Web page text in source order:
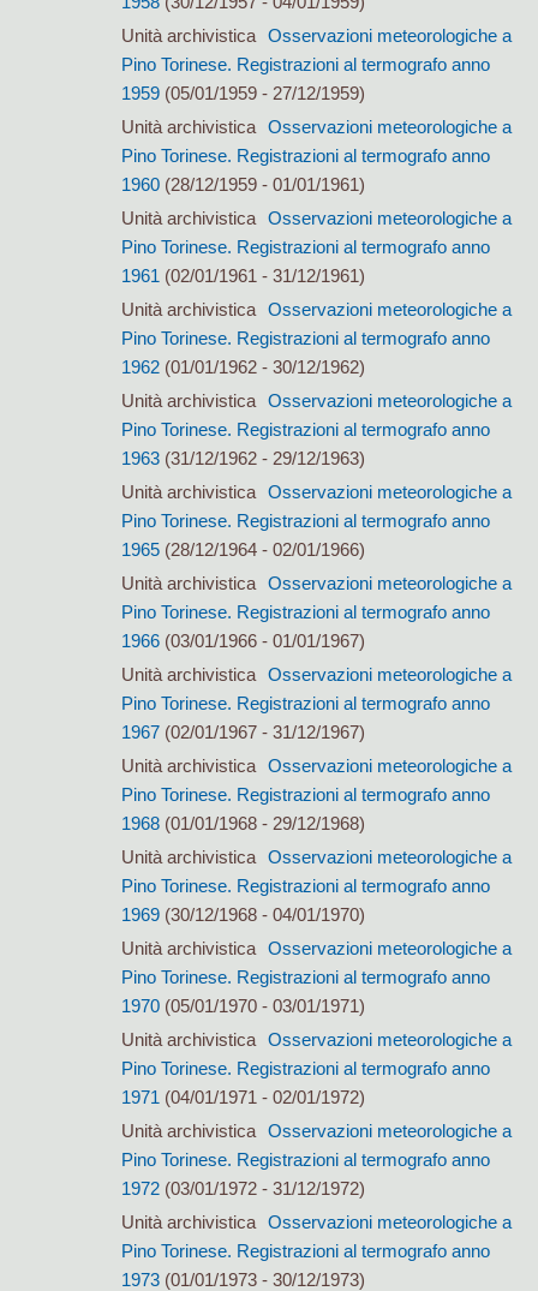
Unità archivistica Osservazioni meteorologiche a
Pino Torinese. Registrazioni al termografo anno
1959(05/01/1959 - 27/12/1959)
Unità archivistica Osservazioni meteorologiche a
Pino Torinese. Registrazioni al termografo anno
1960(28/12/1959 - 01/01/1961)
Unità archivistica Osservazioni meteorologiche a
Pino Torinese. Registrazioni al termografo anno
1961 (02/01/1961 - 31/12/1961)
Unità archivistica Osservazioni meteorologiche a
Pino Torinese. Registrazioni al termografo anno
1962(01/01/1962 - 30/12/1962)
Unità archivistica Osservazioni meteorologiche a
Pino Torinese. Registrazioni al termografo anno
1963(31/12/1962 - 29/12/1963)
Unità archivistica Osservazioni meteorologiche a
Pino Torinese. Registrazioni al termografo anno
1965(28/12/1964 - 02/01/1966)
Unità archivistica Osservazioni meteorologiche a
Pino Torinese. Registrazioni al termografo anno
1966(03/01/1966 - 01/01/1967)
Unità archivistica Osservazioni meteorologiche a
Pino Torinese. Registrazioni al termografo anno
1967(02/01/1967 - 31/12/1967)
Unità archivistica Osservazioni meteorologiche a
Pino Torinese. Registrazioni al termografo anno
1968(01/01/1968 - 29/12/1968)
Unità archivistica Osservazioni meteorologiche a
Pino Torinese. Registrazioni al termografo anno
1969(30/12/1968 - 04/01/1970)
Unità archivistica Osservazioni meteorologiche a
Pino Torinese. Registrazioni al termografo anno
1970(05/01/1970 - 03/01/1971)
Unità archivistica Osservazioni meteorologiche a
Pino Torinese. Registrazioni al termografo anno
1971 (04/01/1971 - 02/01/1972)
Unità archivistica Osservazioni meteorologiche a
Pino Torinese. Registrazioni al termografo anno
1972(03/01/1972 - 31/12/1972)
Unità archivistica Osservazioni meteorologiche a
Pino Torinese. Registrazioni al termografo anno
1973(01/01/1973 - 30/12/1973)